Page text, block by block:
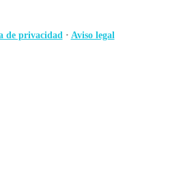
de privacidad · Aviso legal